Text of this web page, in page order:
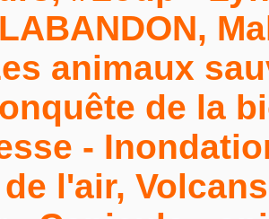
animaux
de la
-
l'air,